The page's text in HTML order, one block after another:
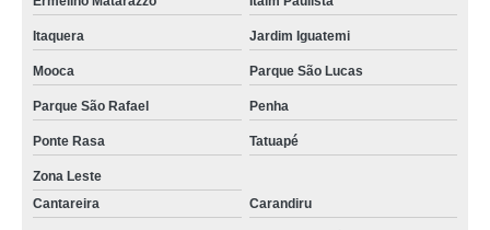
Itaquera Jardim Iguatemi
Mooca Parque São Lucas
Parque São Rafael Penha
Ponte Rasa Tatuapé
Zona Leste
Cantareira
Carandiru